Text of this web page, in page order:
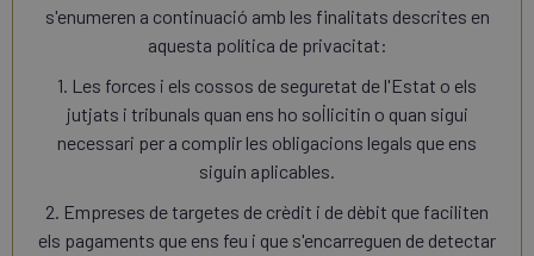
s'enumeren a continuació amb les finalitats descrites en
aquesta política de privacitat:
1. Les forces i els cossos de seguretat de l'Estat o els
jutjats i tribunals quan ens ho sol·licitin o quan sigui
necessari per a complir les obligacions legals que ens
siguin aplicables.
2. Empreses de targetes de crèdit i de dèbit que faciliten
els pagaments que ens feu i que s'encarreguen de detectar